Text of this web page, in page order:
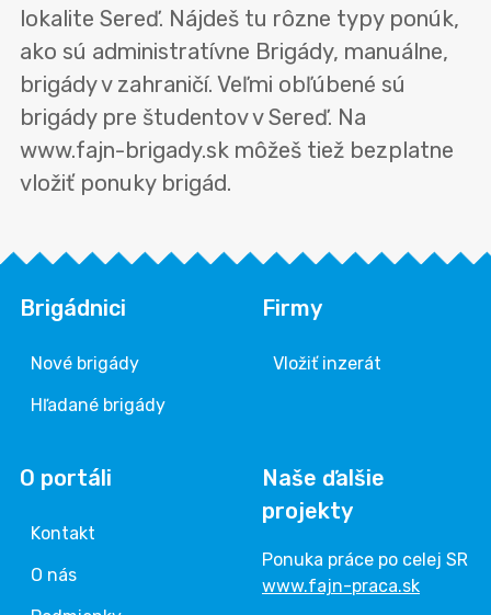
lokalite Sereď. Nájdeš tu rôzne typy ponúk,
ako sú administratívne Brigády, manuálne,
brigády v zahraničí. Veľmi obľúbené sú
brigády pre študentov v Sereď. Na
www.fajn-brigady.sk môžeš tiež bezplatne
vložiť ponuky brigád.
Brigádnici
Nové brigády
Hľadané brigády
Firmy
Vložiť inzerát
O portáli
Kontakt
O nás
Naše ďalšie
projekty
Ponuka práce po celej SR
www.fajn-praca.sk